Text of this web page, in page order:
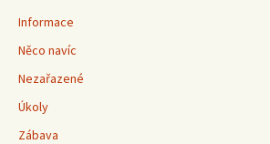
Informace
Něco navíc
Nezařazené
Úkoly
Zábava